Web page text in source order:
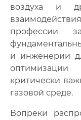
воздуха и
профессии
и инженерии
критически
газовой среде.
Вопреки